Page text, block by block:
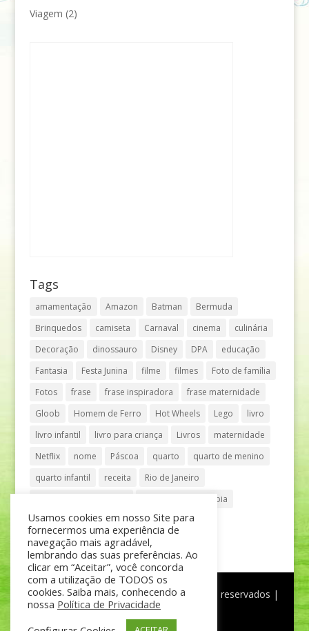
Viagem (2)
Tags
amamentação Amazon Batman
Bermuda
Brinquedos
camiseta Carnaval cinema
culinária
Decoração
dinossauro Disney DPA
educação
Fantasia
Festa Junina filme filmes
Foto de família
Fotos
frase frase inspiradora
frase maternidade
Gloob
Homem de Ferro Hot Wheels Lego
livro
livro infantil
livro para criança Livros
maternidade
Netflix
nome Páscoa quarto
quarto de menino
quarto infantil
receita
Rio de Janeiro
Shopping Vila Olímpia
São Paulo
teatro tênis
®Mãe de Menino | © Todos os direitos reservados |
Política de Privacidade
Usamos cookies em nosso Site para
fornecermos uma experiência de
navegação mais agradável,
lembrando das suas preferências. Ao
clicar em “Aceitar”, você concorda
com a utilização de TODOS os
cookies. Saiba mais, conhecendo a
nossa Política de Privacidade